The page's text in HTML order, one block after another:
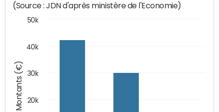
Montants (€)
(Source : JDN d'après ministère de l'Economie)
20k
30k
40k
50k